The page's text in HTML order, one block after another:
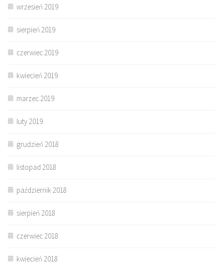
wrzesień 2019
sierpień 2019
czerwiec 2019
kwiecień 2019
marzec 2019
luty 2019
grudzień 2018
listopad 2018
październik 2018
sierpień 2018
czerwiec 2018
kwiecień 2018